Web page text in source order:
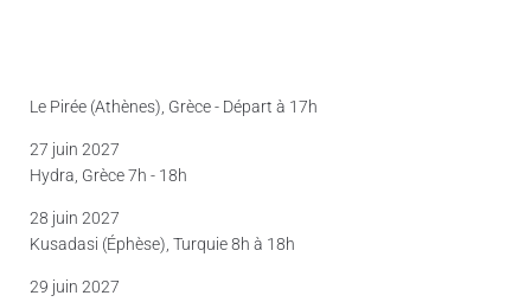
Le Pirée (Athènes), Grèce - Départ à 17h
27 juin 2027
Hydra, Grèce 7h - 18h
28 juin 2027
Kusadasi (Éphèse), Turquie 8h à 18h
29 juin 2027